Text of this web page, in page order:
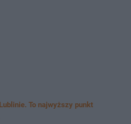
To najwyższy punkt